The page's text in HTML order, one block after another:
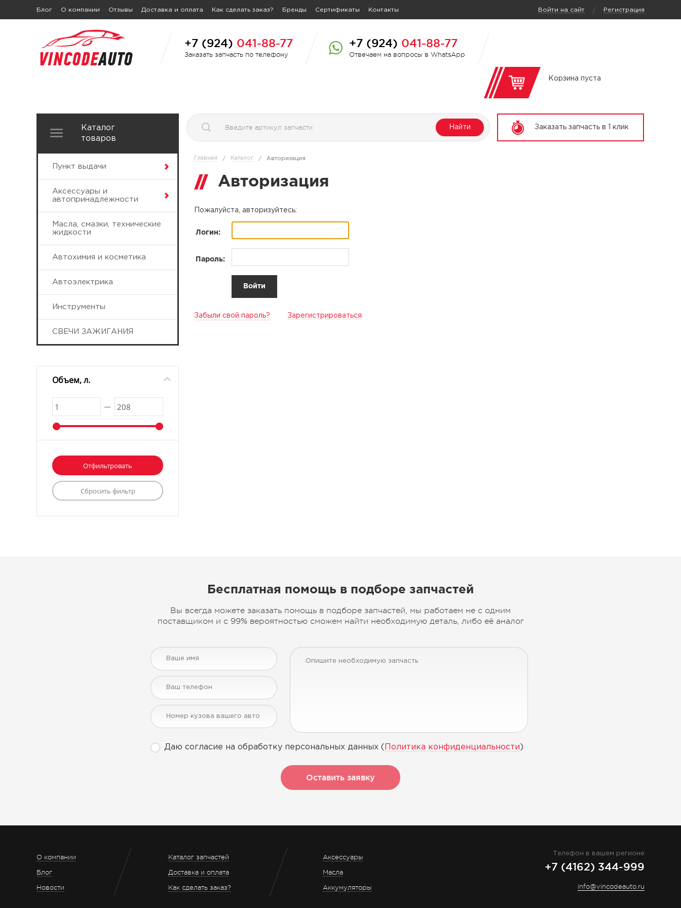
Блог О компании Отзывы Доставка и оплата Как сделать заказ? Бренды Сертификаты Контакты Войти на сайт / Регистрация
+7 (924) 041-88-77
Заказать запчасть по телефону
+7 (924) 041-88-77
Отвечаем на вопросы в WhatsApp
Корзина пуста
Каталог
товаров
Пункт выдачи
Аксессуары и
автопринадлежности
Масла, смазки, технические
жидкости
Автохимия и косметика
Автоэлектрика
Инструменты
СВЕЧИ ЗАЖИГАНИЯ
Объем, л.
Найти Заказать запчасть в 1 клик
Главная / Каталог / Авторизация
Авторизация
Пожалуйста, авторизуйтесь:
Логин:
Пароль:
Забыли свой пароль? Зарегистрироваться
Бесплатная помощь в подборе запчастей
Вы всегда можете заказать помощь в подборе запчастей, мы работаем не с одним
поставщиком и с 99% вероятностью сможем найти необходимую деталь, либо её аналог
Даю согласие на обработку персональных данных ( Политика конфиденциальности )
Оставить заявку
О компании
Блог
Новости
Каталог запчастей
Доставка и оплата
Как сделать заказ?
Аксессуары
Масла
Аккумуляторы
Телефон в вашем регионе
+7 (4162) 344-999
info@vincodeauto.ru